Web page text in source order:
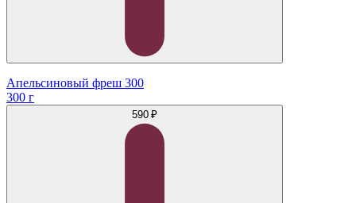
Апельсиновый фреш 300
300 г
590 ₽